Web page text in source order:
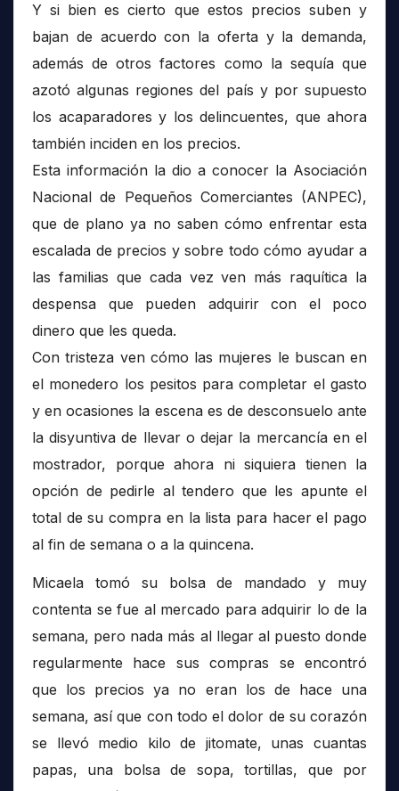
Y si bien es cierto que estos precios suben y
bajan de acuerdo con la oferta y la demanda,
además de otros factores como la sequía que
azotó algunas regiones del país y por supuesto
los acaparadores y los delincuentes, que ahora
también inciden en los precios.
Esta información la dio a conocer la Asociación
Nacional de Pequeños Comerciantes (ANPEC),
que de plano ya no saben cómo enfrentar esta
escalada de precios y sobre todo cómo ayudar a
las familias que cada vez ven más raquítica la
despensa que pueden adquirir con el poco
dinero que les queda.
Con tristeza ven cómo las mujeres le buscan en
el monedero los pesitos para completar el gasto
y en ocasiones la escena es de desconsuelo ante
la disyuntiva de llevar o dejar la mercancía en el
mostrador, porque ahora ni siquiera tienen la
opción de pedirle al tendero que les apunte el
total de su compra en la lista para hacer el pago
al fin de semana o a la quincena.
Micaela tomó su bolsa de mandado y muy
contenta se fue al mercado para adquirir lo de la
semana, pero nada más al llegar al puesto donde
regularmente hace sus compras se encontró
que los precios ya no eran los de hace una
semana, así que con todo el dolor de su corazón
se llevó medio kilo de jitomate, unas cuantas
papas, una bolsa de sopa, tortillas, que por